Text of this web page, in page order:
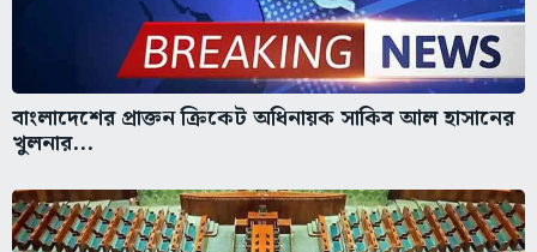
বাংলাদেশের প্রাক্তন ক্রিকেট অধিনায়ক সাকিব আল হাসানের
খুলনার...